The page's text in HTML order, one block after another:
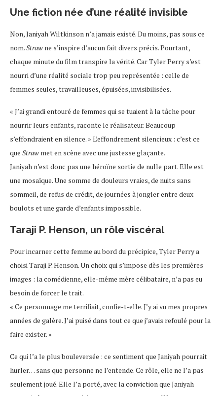
Une fiction née d’une réalité invisible
Non, Janiyah Wiltkinson n’a jamais existé. Du moins, pas sous ce
nom.Straw ne s’inspire d’aucun fait divers précis. Pourtant,
chaque minute du film transpire la vérité. Car Tyler Perry s’est
nourri d’une réalité sociale trop peu représentée : celle de
femmes seules, travailleuses, épuisées, invisibilisées.
« J’ai grandi entouré de femmes qui se tuaient à la tâche pour
nourrir leurs enfants, raconte le réalisateur. Beaucoup
s’effondraient en silence. » L’effondrement silencieux : c’est ce
que Straw met en scène avec une justesse glaçante.
Janiyah n’est donc pas une héroïne sortie de nulle part. Elle est
une mosaïque. Une somme de douleurs vraies, de nuits sans
sommeil, de refus de crédit, de journées à jongler entre deux
boulots et une garde d’enfants impossible.
Taraji P. Henson, un rôle viscéral
Pour incarner cette femme au bord du précipice, Tyler Perry a
choisi Taraji P. Henson. Un choix qui s’impose dès les premières
images : la comédienne, elle-même mère célibataire, n’a pas eu
besoin de forcer le trait.
« Ce personnage me terrifiait, confie-t-elle. J’y ai vu mes propres
années de galère. J’ai puisé dans tout ce que j’avais refoulé pour la
faire exister. »
Ce qui l’a le plus bouleversée : ce sentiment que Janiyah pourrait
hurler… sans que personne ne l’entende. Ce rôle, elle ne l’a pas
seulement joué. Elle l’a porté, avec la conviction que Janiyah